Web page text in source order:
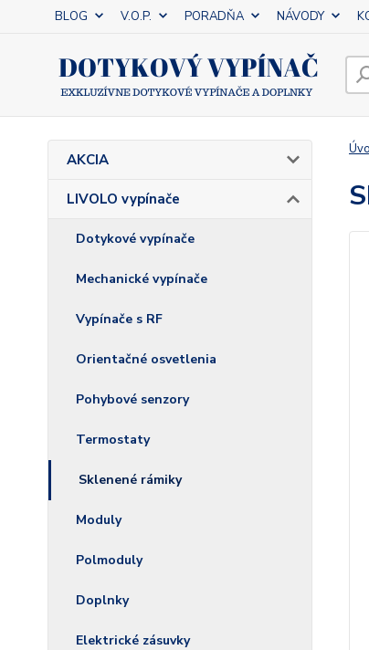
BLOG V.O.P. PORADŇA NÁVODY
AKCIA
LIVOLO vypínače
Dotykové vypínače
Mechanické vypínače
Vypínače s RF
Orientačné osvetlenia
Pohybové senzory
Termostaty
Sklenené rámiky
Moduly
Polmoduly
Doplnky
Elektrické zásuvky